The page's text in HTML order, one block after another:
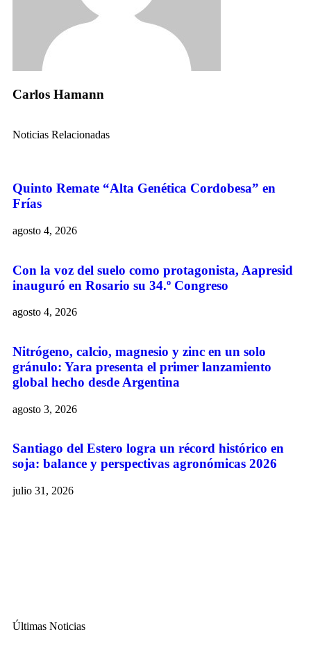
Carlos Hamann
Noticias Relacionadas
Quinto Remate “Alta Genética Cordobesa” en
Frías
agosto 4, 2026
Con la voz del suelo como protagonista, Aapresid
inauguró en Rosario su 34.º Congreso
agosto 4, 2026
Nitrógeno, calcio, magnesio y zinc en un solo
gránulo: Yara presenta el primer lanzamiento
global hecho desde Argentina
agosto 3, 2026
Santiago del Estero logra un récord histórico en
soja: balance y perspectivas agronómicas 2026
julio 31, 2026
Últimas Noticias